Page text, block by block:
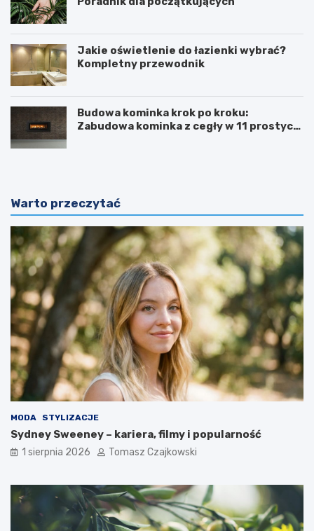
Jakie oświetlenie do łazienki wybrać?
Kompletny przewodnik
Budowa kominka krok po kroku:
Zabudowa kominka z cegły w 11 prostych
Warto przeczytać
MODA STYLIZACJE
Sydney Sweeney – kariera, filmy i popularność
1 sierpnia 2026 Tomasz Czajkowski